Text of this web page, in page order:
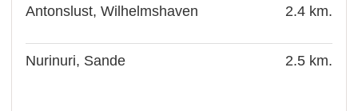
Antonslust, Wilhelmshaven 2.4 km.
Nurinuri, Sande 2.5 km.